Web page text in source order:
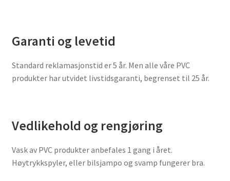
Garanti og levetid
Standard reklamasjonstid er 5 år. Men alle våre PVC
produkter har utvidet livstidsgaranti, begrenset til 25 år.
Vedlikehold og rengjøring
Vask av PVC produkter anbefales 1 gang i året.
Høytrykkspyler, eller bilsjampo og svamp fungerer bra.